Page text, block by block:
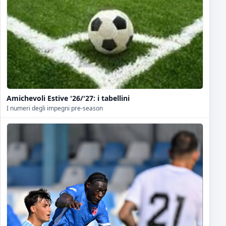
Amichevoli Estive '26/'27: i tabellini
I numeri degli impegni pre-season